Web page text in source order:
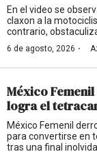
En el video se
claxon a la
contrario,
6 de agosto, 2026 ·
México
logra el
México Femenil
para convertirse en
tras una final